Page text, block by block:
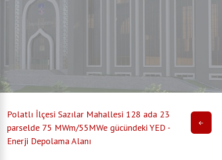
Polatlı İlçesi Sazılar Mahallesi 128 ada 23
parselde 75 MWm/55MWe gücündeki YED -
Enerji Depolama Alanı